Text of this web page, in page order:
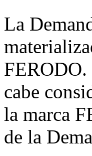
La
FERODO.
cabe
la marca
de la